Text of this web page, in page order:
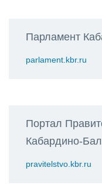
Парламент
parlament.kbr.ru
Портал
Кабардино-
pravitelstvo.kbr.ru